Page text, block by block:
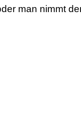
man nimmt